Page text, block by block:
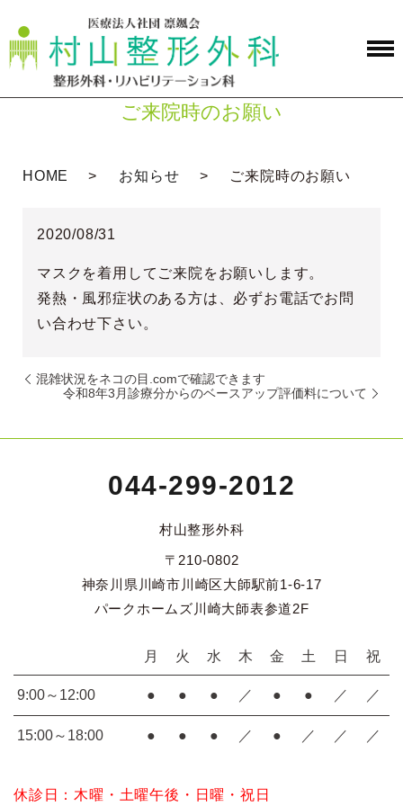
ご来院時のお願い
HOME お知らせ ご来院時のお願い
2020/08/31
マスクを着用してご来院をお願いします。
発熱・風邪症状のある方は、必ずお電話でお問
い合わせ下さい。
混雑状況をネコの目.comで確認できます
令和8年3月診療分からのベースアップ評価料について
044-299-2012
村山整形外科
〒210-0802
神奈川県川崎市川崎区大師駅前1-6-17
パークホームズ川崎大師表参道2F
月 火 水 木 金 土 日 祝
9:00～12:00 ● ● ● ／ ● ● ／ ／
15:00～18:00 ● ● ● ／ ● ／ ／ ／
休診日：木曜・土曜午後・日曜・祝日